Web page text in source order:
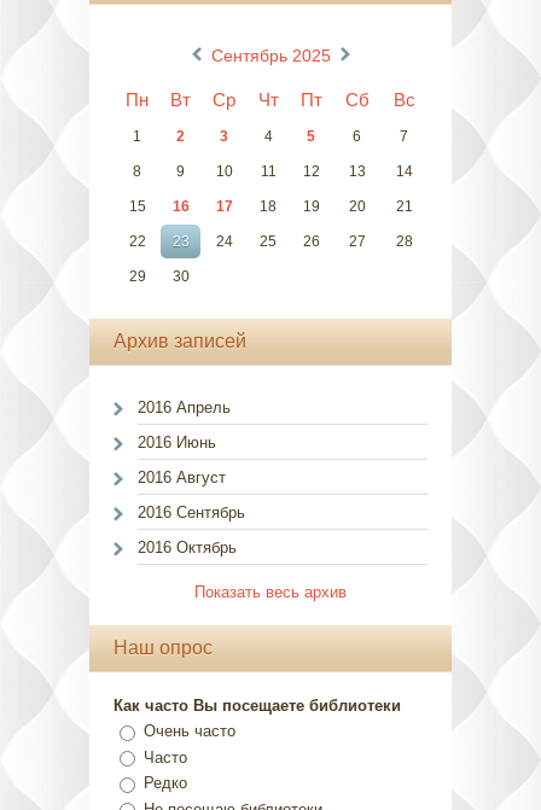
« Сентябрь 2025 »
Пн Вт Ср Чт Пт Сб Вс
1 2 3 4 5 6 7
8 9 10 11 12 13 14
15 16 17 18 19 20 21
22 23 24 25 26 27 28
29 30
Архив записей
2016 Апрель
2016 Июнь
2016 Август
2016 Сентябрь
2016 Октябрь
Показать весь архив
Наш опрос
Как часто Вы посещаете библиотеки
Очень часто
Часто
Редко